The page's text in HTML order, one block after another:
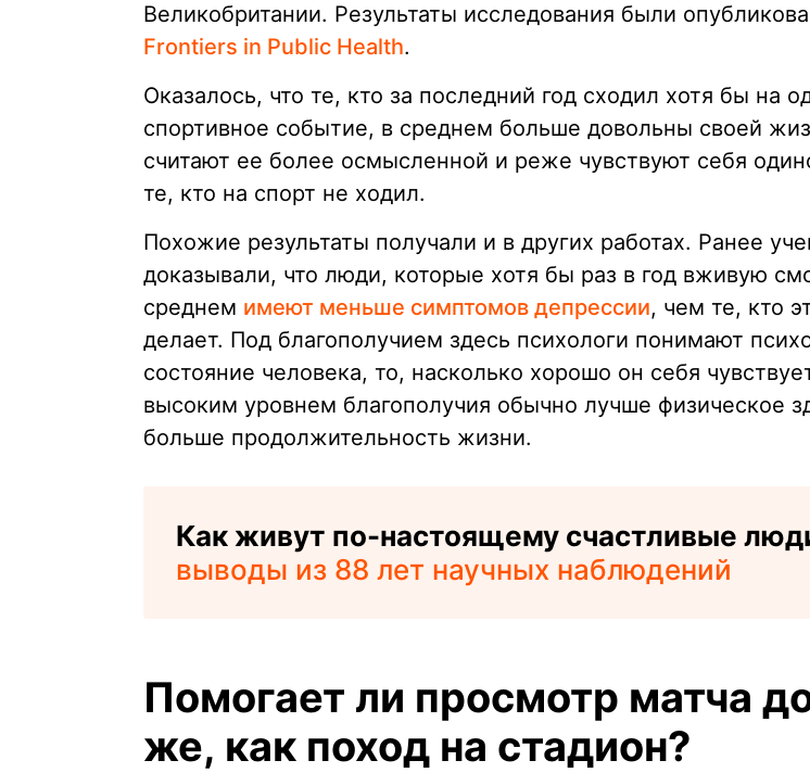
Великобритании. Результаты исследования были
Frontiers in Public Health.
Оказалось, что те, кто за последний год сходил хотя бы на
спортивное событие, в среднем больше довольны своей
считают ее более осмысленной и реже чувствуют себя
те, кто на спорт не ходил.
Похожие результаты получали и в других работах. Ранее
доказывали, что люди, которые хотя бы раз в год вживую
среднем имеют меньше симптомов депрессии, чем те, кто
делает. Под благополучием здесь психологи понимают
состояние человека, то, насколько хорошо он себя
высоким уровнем благополучия обычно лучше физическое
больше продолжительность жизни.
Как живут по-настоящему счастливые
выводы из 88 лет научных наблюдений
Помогает ли просмотр матча
же, как поход на стадион?